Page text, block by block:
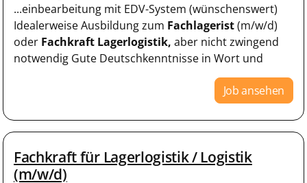
...einbearbeitung mit EDV-System (wünschenswert)
Idealerweise Ausbildung zum Fachlagerist(m/w/d)
oder Fachkraft Lagerlogistik, aber nicht zwingend
notwendig Gute Deutschkenntnisse in Wort und
Job ansehen
Fachkraft für Lagerlogistik / Logistik
(m/w/d)